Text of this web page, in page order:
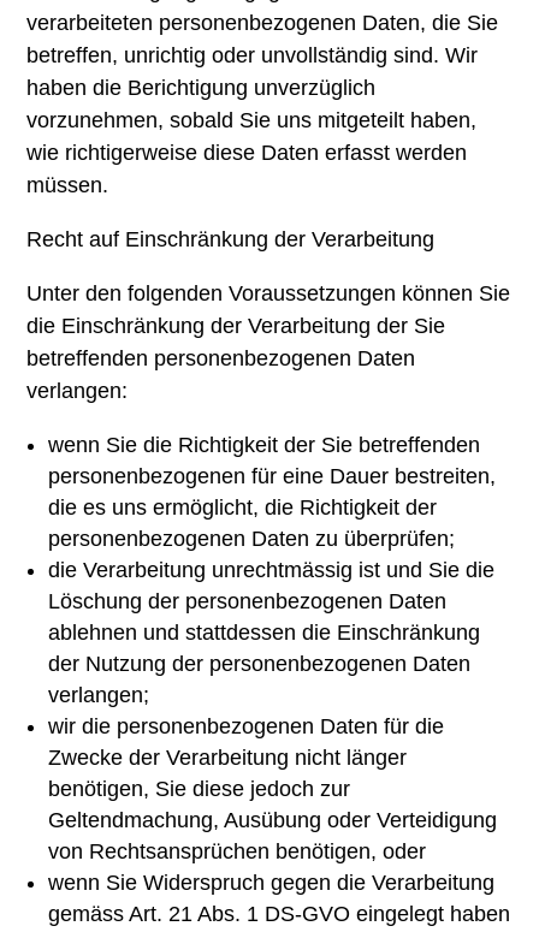
verarbeiteten personenbezogenen Daten, die Sie
betreffen, unrichtig oder unvollständig sind. Wir
haben die Berichtigung unverzüglich
vorzunehmen, sobald Sie uns mitgeteilt haben,
wie richtigerweise diese Daten erfasst werden
müssen.
Recht auf Einschränkung der Verarbeitung
Unter den folgenden Voraussetzungen können Sie
die Einschränkung der Verarbeitung der Sie
betreffenden personenbezogenen Daten
verlangen:
wenn Sie die Richtigkeit der Sie betreffenden
personenbezogenen für eine Dauer bestreiten,
die es uns ermöglicht, die Richtigkeit der
personenbezogenen Daten zu überprüfen;
die Verarbeitung unrechtmässig ist und Sie die
Löschung der personenbezogenen Daten
ablehnen und stattdessen die Einschränkung
der Nutzung der personenbezogenen Daten
verlangen;
wir die personenbezogenen Daten für die
Zwecke der Verarbeitung nicht länger
benötigen, Sie diese jedoch zur
Geltendmachung, Ausübung oder Verteidigung
von Rechtsansprüchen benötigen, oder
wenn Sie Widerspruch gegen die Verarbeitung
gemäss Art. 21 Abs. 1 DS-GVO eingelegt haben